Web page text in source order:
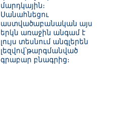
մարդկային։
Սանահնեցու
աստվածաբանական այս
երկն առաջին անգամ է
լույս տեսնում անգլերեն
լեզվով՝թարգմանված
գրաբար բնագրից։